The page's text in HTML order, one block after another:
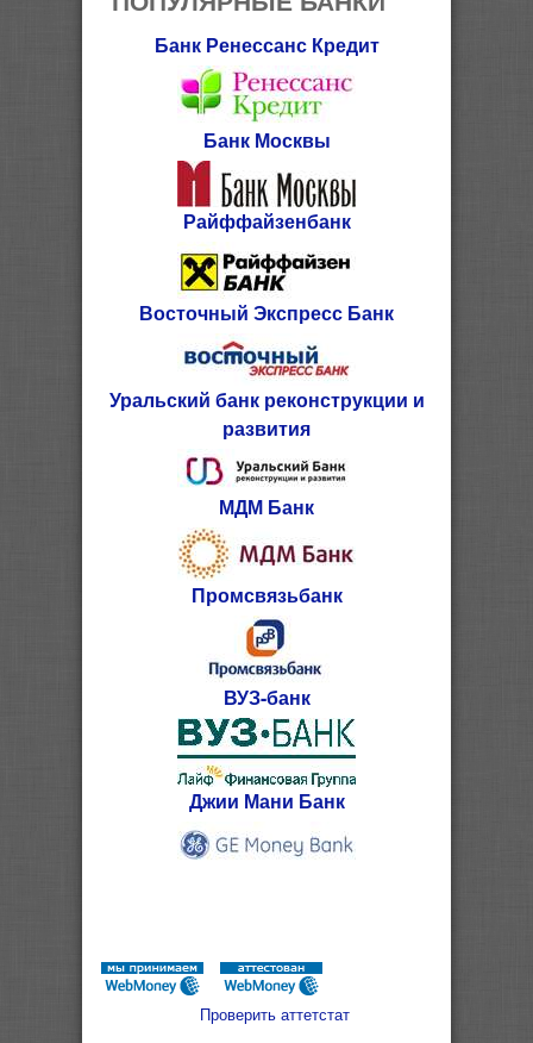
Банк Ренессанс Кредит
Банк Москвы
Райффайзенбанк
Восточный Экспресс Банк
Уральский банк реконструкции и
развития
МДМ Банк
Промсвязьбанк
ВУЗ-банк
Джии Мани Банк
Проверить аттетстат